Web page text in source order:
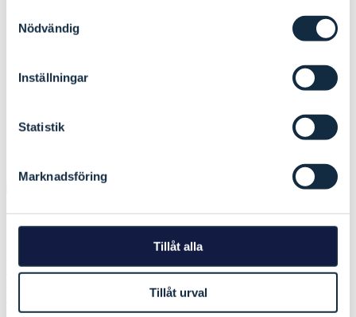
Nödvändig
Inställningar
Statistik
Marknadsföring
Tillåt alla
Tillåt urval
Dialogmöte 23 oktober 2024
Gamla Svinesundsbron…
Medlemmar
Bengtsfors kommun